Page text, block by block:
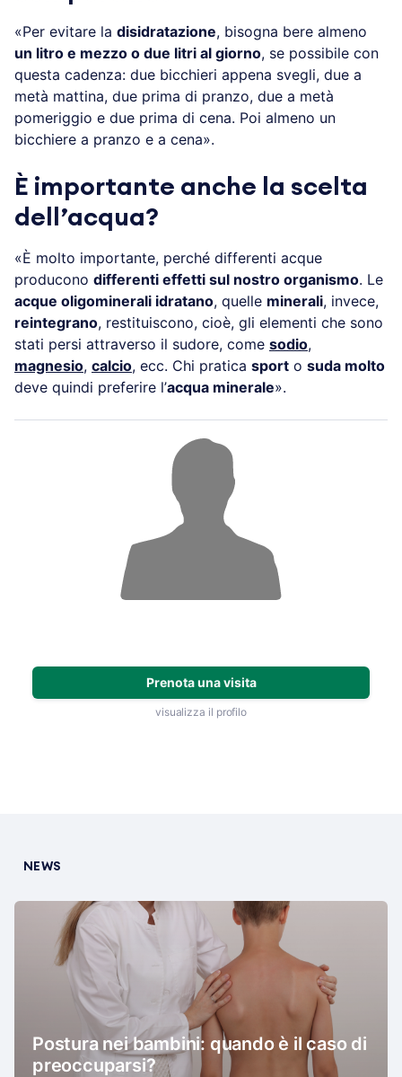
«Per evitare la disidratazione, bisogna bere almeno
un litro e mezzo o due litri al giorno, se possibile con
questa cadenza: due bicchieri appena svegli, due a
metà mattina, due prima di pranzo, due a metà
pomeriggio e due prima di cena. Poi almeno un
bicchiere a pranzo e a cena».
È importante anche la scelta
dell’acqua?
«È molto importante, perché differenti acque
producono differenti effetti sul nostro organismo. Le
acque oligominerali idratano, quelle minerali, invece,
reintegrano, restituiscono, cioè, gli elementi che sono
stati persi attraverso il sudore, come sodio,
magnesio, calcio, ecc. Chi pratica sport o suda molto
deve quindi preferire l’acqua minerale».
Prenota una visita
visualizza il profilo
NEWS
Postura nei bambini: quando è il caso di
preoccuparsi?